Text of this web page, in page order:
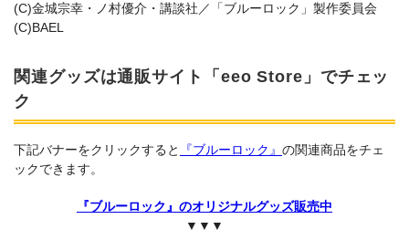
(C)金城宗幸・ノ村優介・講談社／「ブルーロック」製作委員会
(C)BAEL
関連グッズは通販サイト「eeo Store」でチェッ
ク
下記バナーをクリックすると 『ブルーロック』 の関連商品をチェ
ックできます。
『ブルーロック』のオリジナルグッズ販売中
▼▼▼